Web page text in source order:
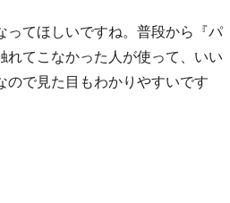
ってほしいですね。普段から『パ
てこなかった人が使って、いい
で見た目もわかりやすいです